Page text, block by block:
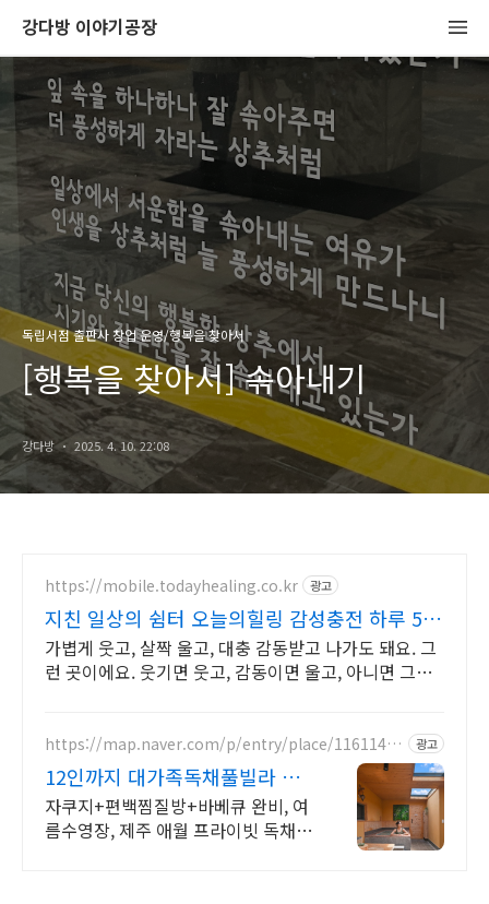
강다방 이야기공장
독립서점 출판사 창업 운영/행복을 찾아서
[행복을 찾아서] 솎아내기
강다방 2025. 4. 10. 22:08
https://mobile.todayhealing.co.kr 광고
지친 일상의 쉼터 오늘의힐링 감성충전 하루 5
분 힐링타임
가볍게 웃고, 살짝 울고, 대충 감동받고 나가도 돼요. 그
런 곳이에요. 웃기면 웃고, 감동이면 울고, 아니면 그냥
https://map.naver.com/p/entry/place/11611420
광고
12인까지 대가족독채풀빌라 완
전독채 프라이빗 가족저택
자쿠지+편백찜질방+바베큐 완비, 여
름수영장, 제주 애월 프라이빗 독채저